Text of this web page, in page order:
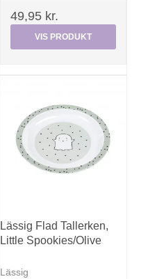
49,95 kr.
VIS PRODUKT
Lässig Flad Tallerken,
Little Spookies/Olive
Lässig